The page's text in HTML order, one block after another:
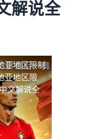
解说全
亚地区限制
亚地区限
文解说全